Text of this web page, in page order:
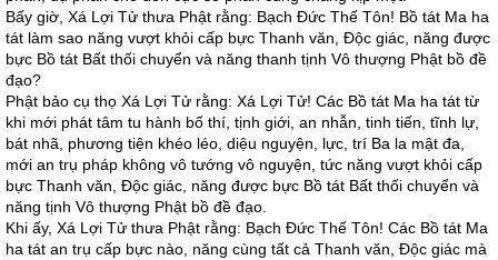
Bấy giờ, Xá Lợi Tử thưa Phật rằng: Bạch Đức Thế Tôn! Bồ tát Ma ha
tát làm sao năng vượt khỏi cấp bực Thanh văn, Độc giác, năng được
bực Bồ tát Bất thối chuyển và năng thanh tịnh Vô thượng Phật bồ đề
đạo?
Phật bảo cụ thọ Xá Lợi Tử rằng: Xá Lợi Tử! Các Bồ tát Ma ha tát từ
khi mới phát tâm tu hành bố thí, tịnh giới, an nhẫn, tinh tiến, tĩnh lự,
bát nhã, phương tiện khéo léo, diệu nguyện, lực, trí Ba la mật đa,
mới an trụ pháp không vô tướng vô nguyện, tức năng vượt khỏi cấp
bực Thanh văn, Độc giác, năng được bực Bồ tát Bất thối chuyển và
năng tịnh Vô thượng Phật bồ đề đạo.
Khi ấy, Xá Lợi Tử thưa Phật rằng: Bạch Đức Thế Tôn! Các Bồ tát Ma
ha tát an trụ cấp bực nào, năng cùng tất cả Thanh văn, Độc giác mà